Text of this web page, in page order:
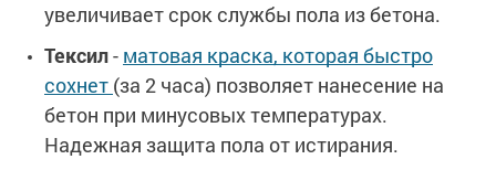
увеличивает срок службы пола из бетона.
Тексил- матовая краска, которая быстро
сохнет (за 2 часа) позволяет нанесение на
бетон при минусовых температурах.
Надежная защита пола от истирания.